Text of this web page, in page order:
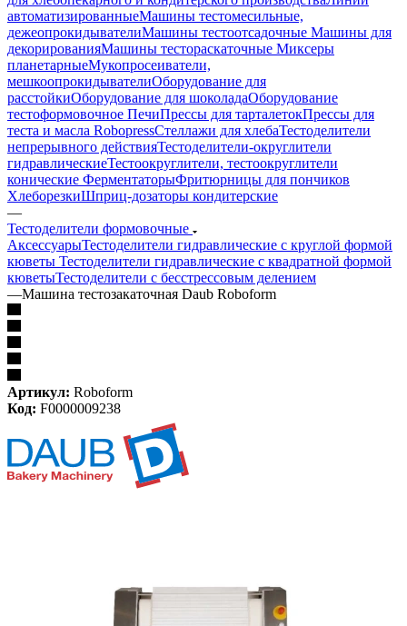
автоматизированныеМашины тестомесильные,
дежеопрокидывателиМашины тестоотсадочные Машины для
декорированияМашины тестораскаточные Миксеры
планетарныеМукопросеиватели,
мешкоопрокидывателиОборудование для
расстойкиОборудование для шоколадаОборудование
тестоформовочное ПечиПрессы для тарталетокПрессы для
теста и масла RobopressСтеллажи для хлебаТестоделители
непрерывного действияТестоделители-округлители
гидравлическиеТестоокруглители, тестоокруглители
конические ФерментаторыФритюрницы для пончиков
ХлеборезкиШприц-дозаторы кондитерские
—
Тестоделители формовочные
АксессуарыТестоделители гидравлические с круглой формой
кюветы Тестоделители гидравлические с квадратной формой
кюветыТестоделители с бесстрессовым делением
—Машина тестозакаточная Daub Roboform
Артикул: Roboform
Код: F0000009238